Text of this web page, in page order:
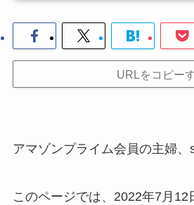
URLをコピー
アマゾンプライム会員の主婦、
このページでは、2022年7月12